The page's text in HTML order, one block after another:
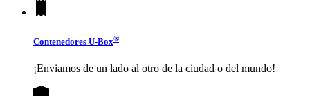
Contenedores U-Box®
¡Enviamos de un lado al otro de la ciudad o del mundo!